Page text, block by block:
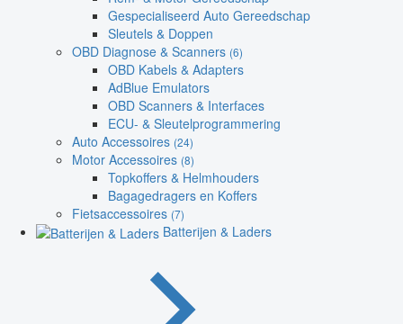
Gespecialiseerd Auto Gereedschap
Sleutels & Doppen
OBD Diagnose & Scanners (6)
OBD Kabels & Adapters
AdBlue Emulators
OBD Scanners & Interfaces
ECU- & Sleutelprogrammering
Auto Accessoires (24)
Motor Accessoires (8)
Topkoffers & Helmhouders
Bagagedragers en Koffers
Fietsaccessoires (7)
Batterijen & Laders